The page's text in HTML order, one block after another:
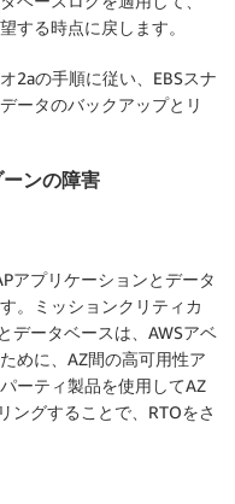
する時点に戻します。
2aの手順に従い、EBSスナ
ータのバックアップとリ
ンの障害
アプリケーションとデータ
。ミッションクリティカ
データベースは、AWSアベ
めに、AZ間の高可用性ア
ーティ製品を使用してAZ
ングすることで、RTOをさ